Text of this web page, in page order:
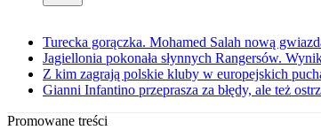
Turecka gorączka. Mohamed Salah nową
Jagiellonia pokonała słynnych Rangersów.
Z kim zagrają polskie kluby w europejskich
Gianni Infantino przeprasza za błędy, ale też
Promowane treści